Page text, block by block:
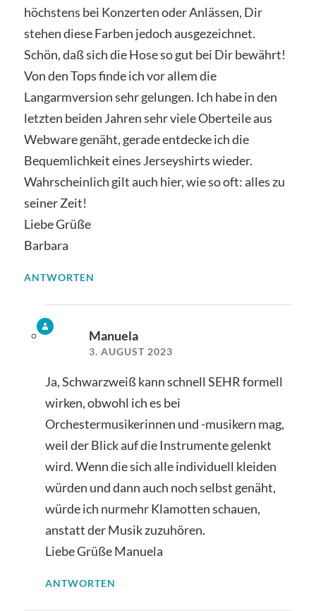
höchstens bei Konzerten oder Anlässen, Dir
stehen diese Farben jedoch ausgezeichnet.
Schön, daß sich die Hose so gut bei Dir bewährt!
Von den Tops finde ich vor allem die
Langarmversion sehr gelungen. Ich habe in den
letzten beiden Jahren sehr viele Oberteile aus
Webware genäht, gerade entdecke ich die
Bequemlichkeit eines Jerseyshirts wieder.
Wahrscheinlich gilt auch hier, wie so oft: alles zu
seiner Zeit!
Liebe Grüße
Barbara
ANTWORTEN
Manuela
3. AUGUST 2023
Ja, Schwarzweiß kann schnell SEHR formell
wirken, obwohl ich es bei
Orchestermusikerinnen und -musikern mag,
weil der Blick auf die Instrumente gelenkt
wird. Wenn die sich alle individuell kleiden
würden und dann auch noch selbst genäht,
würde ich nurmehr Klamotten schauen,
anstatt der Musik zuzuhören.
Liebe Grüße Manuela
ANTWORTEN